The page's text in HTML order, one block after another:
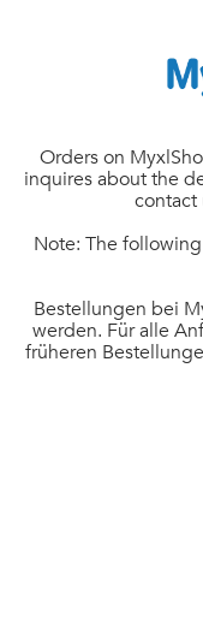
Orders on
inquires about the
contact
Note: The
Bestellungen bei
werden. Für alle
früheren